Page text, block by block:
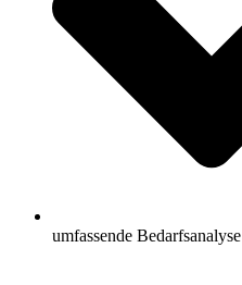
umfassende Bedarfsanalyse